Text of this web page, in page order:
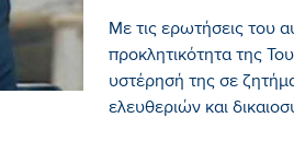
Με τις ερωτήσεις του
προκλητικότητα της
υστέρησή της σε
ελευθεριών και